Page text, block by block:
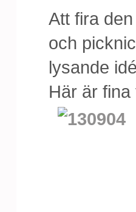
Att fira
och
lysande
Här är fina